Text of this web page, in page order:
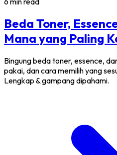
Beda Toner,
Mana yang Paling
Bingung beda toner, essence,
pakai, dan cara memilih yang
Lengkap & gampang dipahami.